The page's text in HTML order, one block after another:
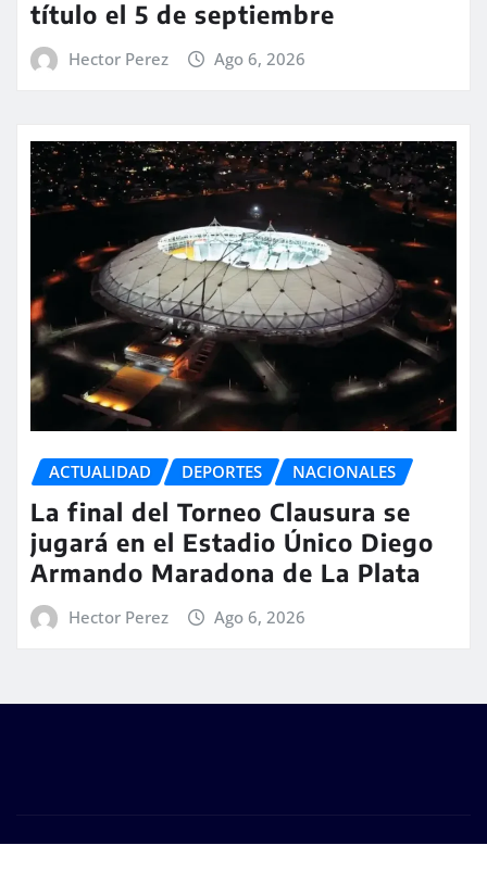
título el 5 de septiembre
Hector Perez Ago 6, 2026
ACTUALIDAD DEPORTES NACIONALES
La final del Torneo Clausura se
jugará en el Estadio Único Diego
Armando Maradona de La Plata
Hector Perez Ago 6, 2026